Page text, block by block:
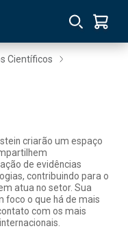
Científicos
criarão um espaço
de evidências
contribuindo para o
atua no setor. Sua
foco o que há de mais
com os mais